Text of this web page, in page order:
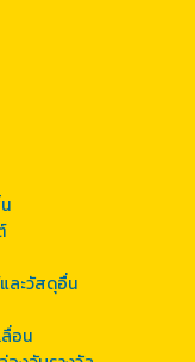
ละวัสดุอื่น
อน